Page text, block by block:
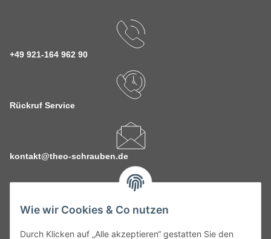
Wie wir Cookies & Co nutzen
Durch Klicken auf „Alle akzeptieren“ gestatten Sie den
+49 921-164 962 90
Rückruf Service
kontakt@theo-schrauben.de